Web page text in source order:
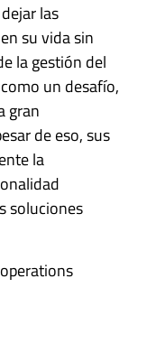
las
su vida sin
la gestión del
un desafío,
gran
de eso, sus
la
soluciones